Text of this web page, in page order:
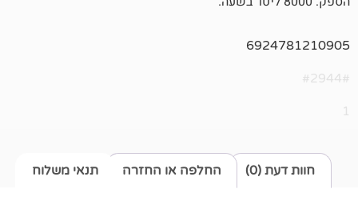
תנאי משלוח החלפה או החזרה